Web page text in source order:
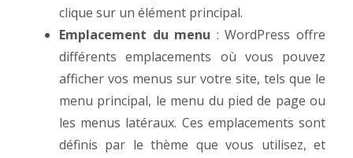
clique sur un élément principal.
Emplacement du menu : WordPress offre
différents emplacements où vous pouvez
afficher vos menus sur votre site, tels que le
menu principal, le menu du pied de page ou
les menus latéraux. Ces emplacements sont
définis par le thème que vous utilisez, et